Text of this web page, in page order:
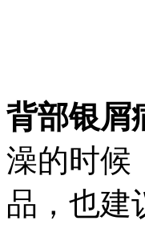
背部银屑
澡的时候
品，也建